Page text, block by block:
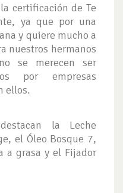
certificación de Te
ya que por una
y quiere mucho a
nuestros hermanos
se merecen ser
por empresas
ellos.
la Leche
el Óleo Bosque 7,
a grasa y el Fijador